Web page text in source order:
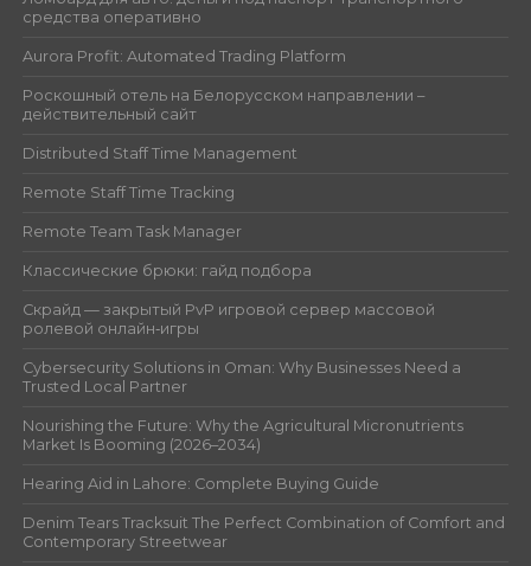
средства оперативно
Aurora Profit: Automated Trading Platform
Роскошный отель на Белорусском направлении –
действительный сайт
Distributed Staff Time Management
Remote Staff Time Tracking
Remote Team Task Manager
Классические брюки: гайд подбора
Скрайд — закрытый PvP игровой сервер массовой
ролевой онлайн‑игры
Cybersecurity Solutions in Oman: Why Businesses Need a
Trusted Local Partner
Nourishing the Future: Why the Agricultural Micronutrients
Market Is Booming (2026–2034)
Hearing Aid in Lahore: Complete Buying Guide
Denim Tears Tracksuit The Perfect Combination of Comfort and
Contemporary Streetwear